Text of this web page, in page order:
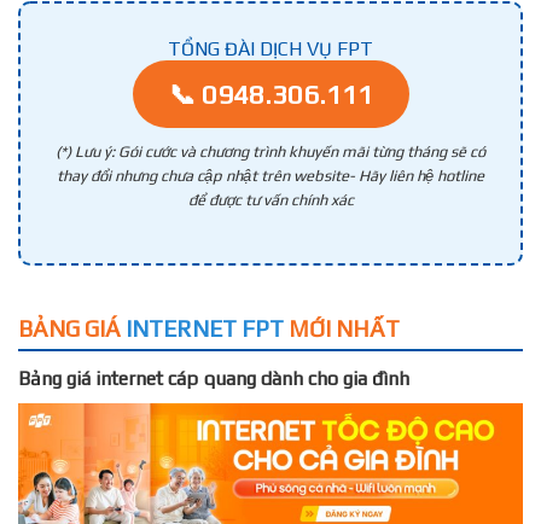
TỔNG ĐÀI DỊCH VỤ FPT
📞 0948.306.111
(*) Lưu ý: Gói cước và chương trình khuyến mãi từng tháng sẽ có
thay đổi nhưng chưa cập nhật trên website- Hãy liên hệ hotline
để được tư vấn chính xác
BẢNG GIÁ INTERNET FPT MỚI NHẤT
Bảng giá internet cáp quang dành cho gia đình